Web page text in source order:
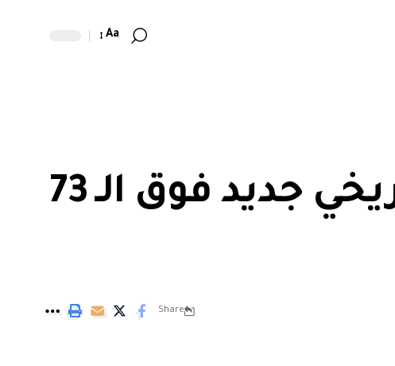
Aa
الدولار مستقر.. وبتكوين لمستوى تاريخي جديد فوق الـ 73
Share